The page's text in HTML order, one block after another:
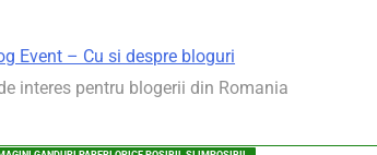
Cu Si Despre
interes pentru blogerii din Romania